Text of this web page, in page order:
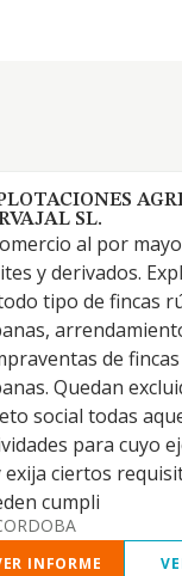
SL.
al por
y derivados.
tipo de fincas
de
Quedan
social todas
para cuyo
exija ciertos
cumpli
INFORME